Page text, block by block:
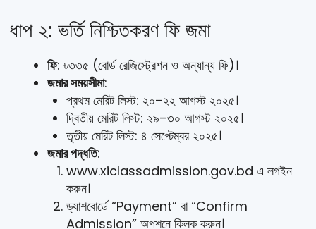
ধাপ ২: ভর্তি নিশ্চিতকরণ ফি জমা
ফি: ৳৩৩৫ (বোর্ড রেজিস্ট্রেশন ও অন্যান্য ফি)।
জমার সময়সীমা:
প্রথম মেরিট লিস্ট: ২০–২২ আগস্ট ২০২৫।
দ্বিতীয় মেরিট লিস্ট: ২৯–৩০ আগস্ট ২০২৫।
তৃতীয় মেরিট লিস্ট: ৪ সেপ্টেম্বর ২০২৫।
জমার পদ্ধতি:
www.xiclassadmission.gov.bd এ লগইন
করুন।
ড্যাশবোর্ডে “Payment” বা “Confirm
Admission” অপশনে ক্লিক করুন।